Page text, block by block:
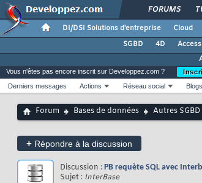
FORUMS
DI/DSI Solutions d'entreprise Cloud
SGBD
4D Access
Vous n'êtes pas encore inscrit sur Developpez.com ?
Derniers messages
Actions Réseau social Blogs
Forum Bases de données Autres SGBD
+ Répondre à la discussion
Discussion : PB requète SQL avec
Sujet : InterBase